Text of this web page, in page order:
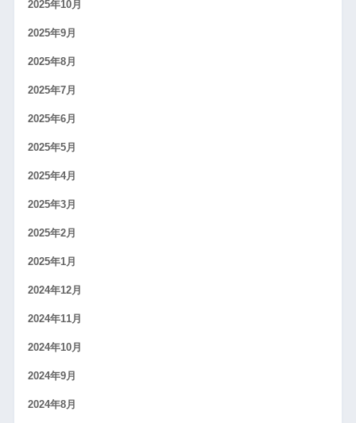
2025年10月
2025年9月
2025年8月
2025年7月
2025年6月
2025年5月
2025年4月
2025年3月
2025年2月
2025年1月
2024年12月
2024年11月
2024年10月
2024年9月
2024年8月